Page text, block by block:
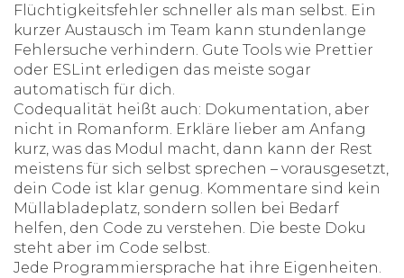
Flüchtigkeitsfehler schneller als man selbst. Ein
kurzer Austausch im Team kann stundenlange
Fehlersuche verhindern. Gute Tools wie Prettier
oder ESLint erledigen das meiste sogar
automatisch für dich.
Codequalität heißt auch: Dokumentation, aber
nicht in Romanform. Erkläre lieber am Anfang
kurz, was das Modul macht, dann kann der Rest
meistens für sich selbst sprechen – vorausgesetzt,
dein Code ist klar genug. Kommentare sind kein
Müllabladeplatz, sondern sollen bei Bedarf
helfen, den Code zu verstehen. Die beste Doku
steht aber im Code selbst.
Jede Programmiersprache hat ihre Eigenheiten.